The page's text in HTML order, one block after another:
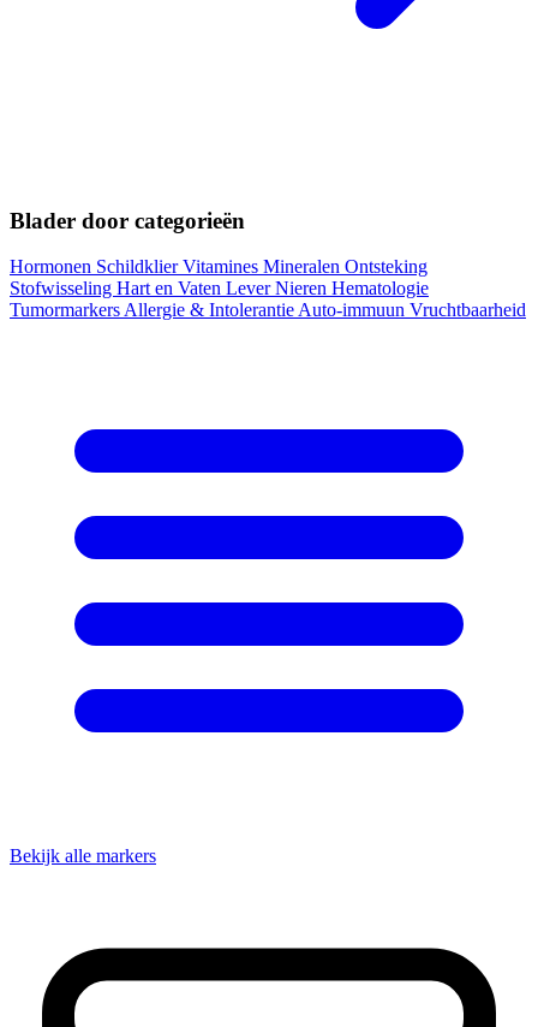
Blader door categorieën
Hormonen SchildklierVitamines Mineralen Ontsteking
Stofwisseling Hart en Vaten LeverNieren Hematologie
TumormarkersAllergie & IntolerantieAuto-immuun Vruchtbaarheid
Bekijk alle markers